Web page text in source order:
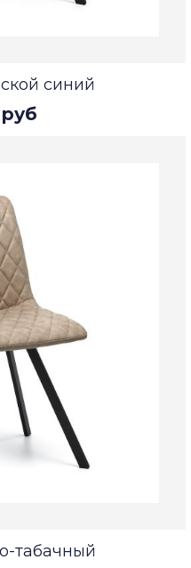
синий
руб
табачный